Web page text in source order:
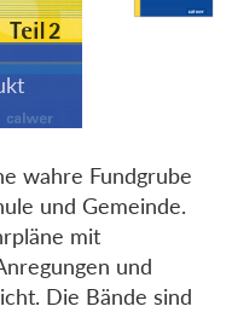
wahre Fundgrube
und Gemeinde.
mit
und
Die Bände sind